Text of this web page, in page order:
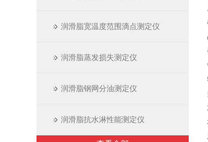
润滑脂宽温度范围滴点测定仪
润滑脂蒸发损失测定仪
润滑脂钢网分油测定仪
润滑脂抗水淋性能测定仪